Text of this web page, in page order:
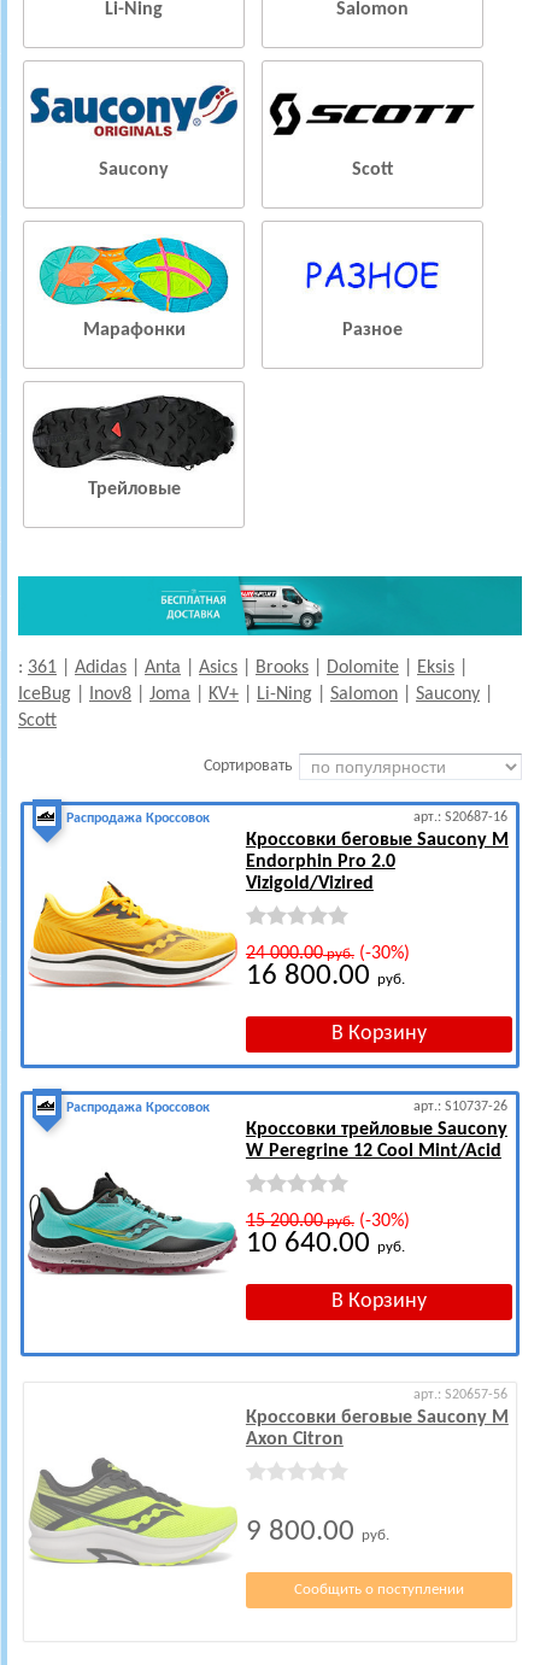
Li-Ning Salomon
Saucony Scott
Марафонки Разное
Трейловые
: 361 Adidas Anta Asics Brooks Dolomite Eksis
IceBug
Inov8 Joma KV+ Li-Ning Salomon Saucony
Scott
Сортировать
Распродажа Кроссовок арт.: S20687-16
Кроссовки беговые Saucony M
Endorphin Pro 2.0
Vizigold/Vizired
24 000.00руб.(-30%)
16 800.00 руб.
Распродажа Кроссовок арт.: S10737-26
Кроссовки трейловые Saucony
W Peregrine 12 Cool Mint/Acid
15 200.00руб.(-30%)
10 640.00 руб.
арт.: S20657-56
Кроссовки беговые Saucony M
Axon Citron
9 800.00 руб.
Сообщить о поступлении